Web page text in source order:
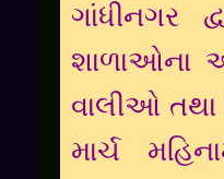
ગાંધીનગર
શાળાઓના
વાલીઓ તથા
માર્ચ